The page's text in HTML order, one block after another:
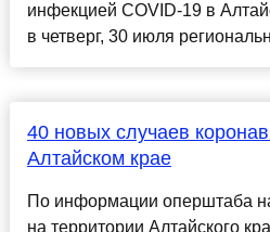
инфекцией COVID-19 в
в четверг, 30 июля
40 новых случаев
Алтайском крае
По информации оперштаба
на территории Алтайского